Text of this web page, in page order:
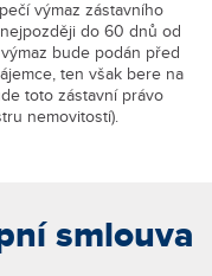
výmaz zástavního
do 60 dnů od
bude podán před
ten však bere na
toto zástavní právo
nemovitostí).
smlouva